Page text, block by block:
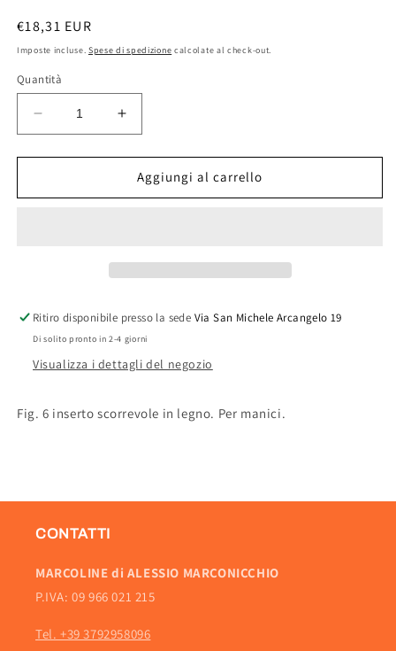
Prezzo
di
€18,31 EUR
Imposte incluse. Spese di spedizione calcolate al check-out.
Quantità
Diminuisci
quantità
per
IN
Aumenta
quantità
per
INSERTO
IN
Aggiungi al carrello
Ritiro disponibile presso la sede Via San Michele Arcangelo 19
Di solito pronto in 2-4 giorni
Visualizza i dettagli del negozio
Fig. 6 inserto scorrevole in legno. Per manici.
CONTATTI
MARCOLINE di ALESSIO MARCONICCHIO
P.IVA: 09 966 021 215
Tel. +39 3792958096